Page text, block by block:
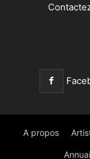
A propos